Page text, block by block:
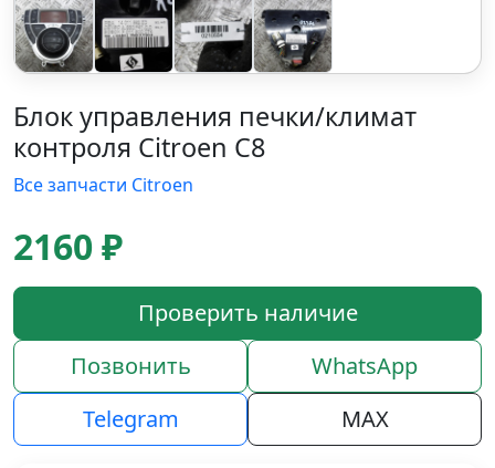
Блок управления печки/климат
контроля Citroen C8
Все запчасти Citroen
2160 ₽
Проверить наличие
Позвонить
WhatsApp
Telegram
MAX